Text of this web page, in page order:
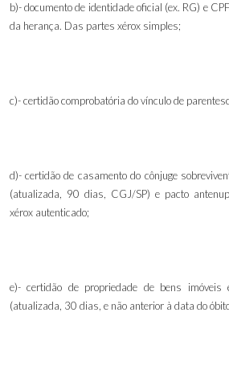
b)- documento de identidade oficial (ex. RG) e
da herança. Das partes xérox simples;
c)- certidão comprobatória do vínculo de
d)- certidão de casamento do cônjuge
(atualizada, 90 dias, CGJ/SP) e pacto
xérox autenticado;
e)- certidão de propriedade de bens
(atualizada, 30 dias, e não anterior à data do